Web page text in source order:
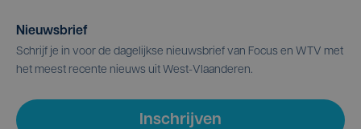
Nieuwsbrief
Schrijf je in voor de dagelijkse nieuwsbrief van Focus en WTV met
het meest recente nieuws uit West-Vlaanderen.
Inschrijven